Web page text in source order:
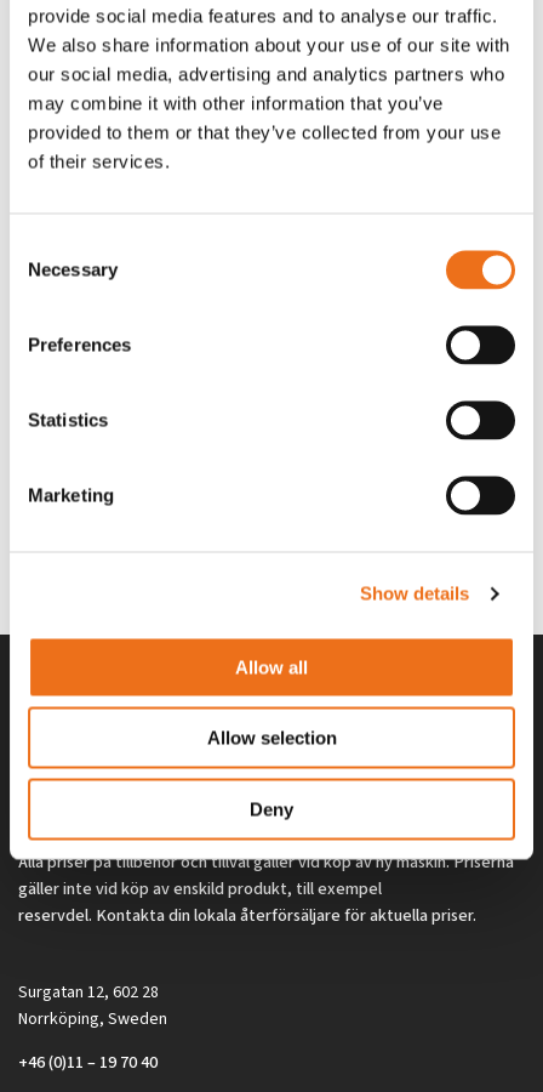
provide social media features and to analyse our traffic.
We also share information about your use of our site with
our social media, advertising and analytics partners who
may combine it with other information that you’ve
provided to them or that they’ve collected from your use
of their services.
Selection
Necessary
Preferences
Statistics
Marketing
Show details
Allow all
Allow selection
Deny
Lägg till i varukorg
T-shirt Avant barn grön 92 cm
G0007
90kr (ex. moms)
T-shirt Avant barn grön 104-110
cm
90 kr (ex. moms)
Lägg till i varukorg
stämpellogotyp Avant
T-shirt svart 2xl med avant-
(ex. moms)
Alla priser på tillbehör och tillval gäller vid köp av ny maskin. Priserna
gäller inte vid köp av enskild produkt, till exempel
reservdel. Kontakta din lokala återförsäljare för aktuella priser.
Surgatan 12, 602 28
Norrköping, Sweden
+46 (0)11 – 19 70 40